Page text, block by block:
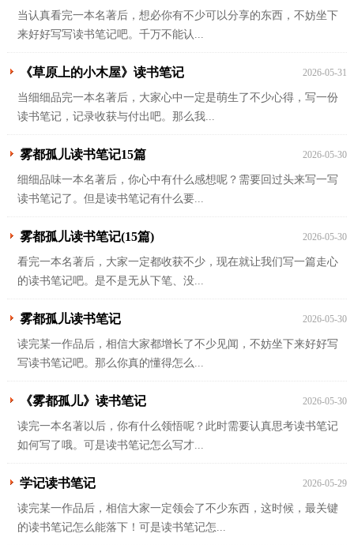
当认真看完一本名著后，想必你有不少可以分享的东西，不妨坐下
来好好写写读书笔记吧。千万不能认...
《草原上的小木屋》读书笔记 2026-05-31
当细细品完一本名著后，大家心中一定是萌生了不少心得，写一份
读书笔记，记录收获与付出吧。那么我...
雾都孤儿读书笔记15篇 2026-05-30
细细品味一本名著后，你心中有什么感想呢？需要回过头来写一写
读书笔记了。但是读书笔记有什么要...
雾都孤儿读书笔记(15篇) 2026-05-30
看完一本名著后，大家一定都收获不少，现在就让我们写一篇走心
的读书笔记吧。是不是无从下笔、没...
雾都孤儿读书笔记 2026-05-30
读完某一作品后，相信大家都增长了不少见闻，不妨坐下来好好写
写读书笔记吧。那么你真的懂得怎么...
《雾都孤儿》读书笔记 2026-05-30
读完一本名著以后，你有什么领悟呢？此时需要认真思考读书笔记
如何写了哦。可是读书笔记怎么写才...
学记读书笔记 2026-05-29
读完某一作品后，相信大家一定领会了不少东西，这时候，最关键
的读书笔记怎么能落下！可是读书笔记怎...